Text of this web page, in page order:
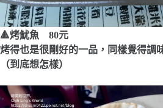
🔺烤魷魚 80元
烤得也是很剛好的一品，同樣覺得調
（到底想怎樣）